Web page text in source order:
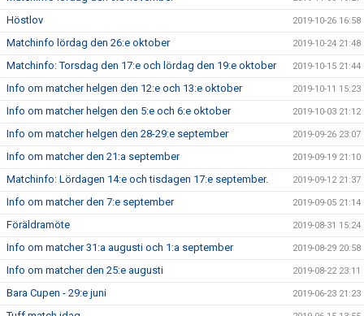
Höstlov 2019-10-26 16:58
Matchinfo lördag den 26:e oktober 2019-10-24 21:48
Matchinfo: Torsdag den 17:e och lördag den 19:e oktober 2019-10-15 21:44
Info om matcher helgen den 12:e och 13:e oktober 2019-10-11 15:23
Info om matcher helgen den 5:e och 6:e oktober 2019-10-03 21:12
Info om matcher helgen den 28-29:e september 2019-09-26 23:07
Info om matcher den 21:a september 2019-09-19 21:10
Matchinfo: Lördagen 14:e och tisdagen 17:e september. 2019-09-12 21:37
Info om matcher den 7:e september 2019-09-05 21:14
Föräldramöte 2019-08-31 15:24
Info om matcher 31:a augusti och 1:a september 2019-08-29 20:58
Info om matcher den 25:e augusti 2019-08-22 23:11
Bara Cupen - 29:e juni 2019-06-23 21:23